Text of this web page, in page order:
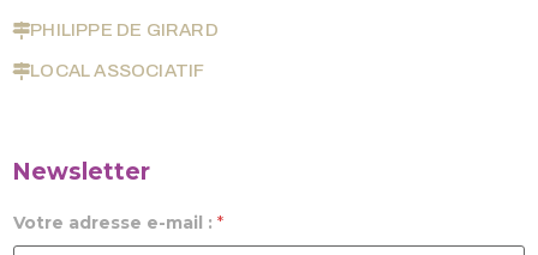
PHILIPPE DE GIRARD
LOCAL ASSOCIATIF
Newsletter
Votre adresse e-mail : *